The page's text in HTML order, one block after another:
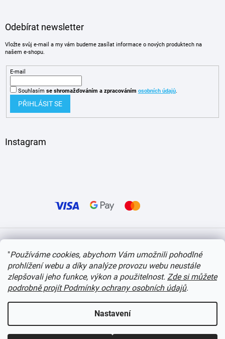
"Používáme cookies, abychom Vám umožnili pohodlné
prohlížení webu a díky analýze provozu webu neustále
zlepšovali jeho funkce, výkon a použitelnost. Zde si můžete
podrobně projít Podmínky ochrany osobních údajů.
Nastavení
Odebírat newsletter
Vložte svůj e-mail a my vám budeme zasílat informace o nových produktech na
našem e-shopu.
E-mail
Souhlasím se shromažďováním a zpracováním osobních údajů.
PŘIHLÁSIT SE
Instagram
Copyright 2026 itvlaky.cz . Všechna práva vyhrazena. Upravit nastavení cookies